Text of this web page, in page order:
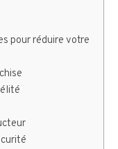
pour réduire votre